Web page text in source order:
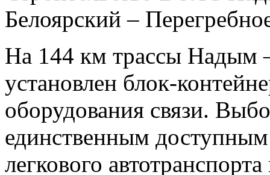
Белоярский –
На 144 км трассы Надым
установлен блок-
оборудования связи.
единственным
легкового